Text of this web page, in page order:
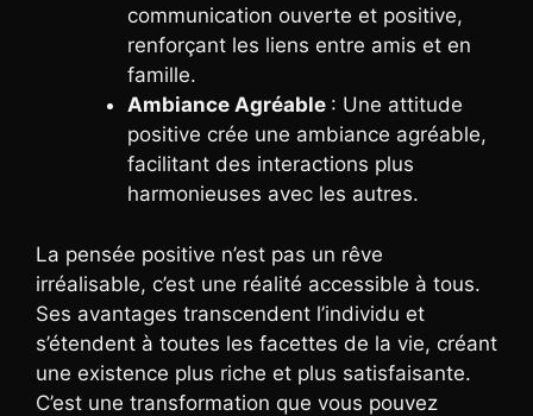
communication ouverte et positive,
renforçant les liens entre amis et en
famille.
Ambiance Agréable : Une attitude
positive crée une ambiance agréable,
facilitant des interactions plus
harmonieuses avec les autres.
La pensée positive n’est pas un rêve
irréalisable, c’est une réalité accessible à tous.
Ses avantages transcendent l’individu et
s’étendent à toutes les facettes de la vie, créant
une existence plus riche et plus satisfaisante.
C’est une transformation que vous pouvez